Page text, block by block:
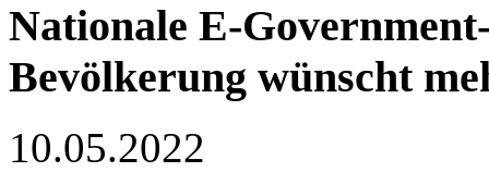
Nationale E-
Bevölkerung wünscht
10.05.2022